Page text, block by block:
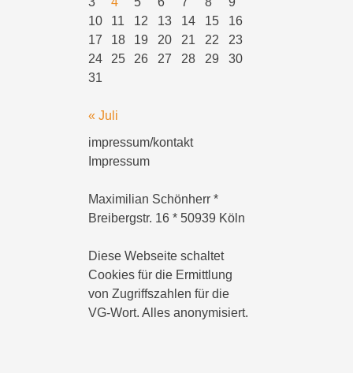
10
11 12 13 14 15
16
17
18 19 20 21 22
23
24
25 26 27 28 29
30
31
« Juli
impressum/kontakt
Impressum
Maximilian Schönherr *
Breibergstr. 16 * 50939 Köln
Diese Webseite schaltet
Cookies für die Ermittlung
von Zugriffszahlen für die
VG-Wort. Alles anonymisiert.